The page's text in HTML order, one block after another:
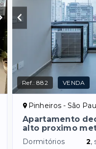
Ref.:882 VENDA
Pinheiros - São
Apartamento
alto proximo
Dormitórios 2,